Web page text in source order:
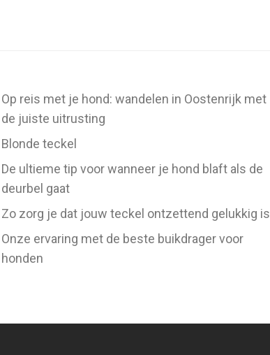
Op reis met je hond: wandelen in Oostenrijk met
de juiste uitrusting
Blonde teckel
De ultieme tip voor wanneer je hond blaft als de
deurbel gaat
Zo zorg je dat jouw teckel ontzettend gelukkig is
Onze ervaring met de beste buikdrager voor
honden